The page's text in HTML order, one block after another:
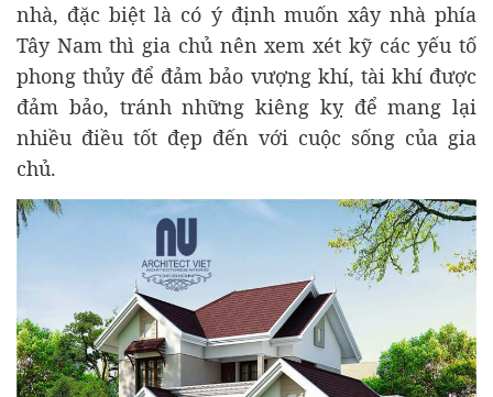
nhà, đặc biệt là có ý định muốn xây nhà phía
Tây Nam thì gia chủ nên xem xét kỹ các yếu tố
phong thủy để đảm bảo vượng khí, tài khí được
đảm bảo, tránh những kiêng kỵ để mang lại
nhiều điều tốt đẹp đến với cuộc sống của gia
chủ.